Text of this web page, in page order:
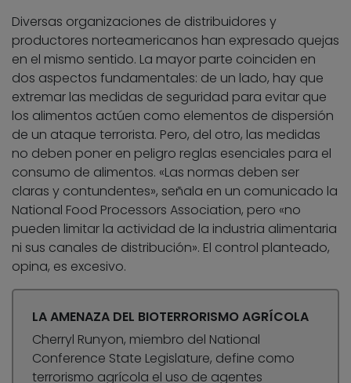
Diversas organizaciones de distribuidores y
productores norteamericanos han expresado quejas
en el mismo sentido. La mayor parte coinciden en
dos aspectos fundamentales: de un lado, hay que
extremar las medidas de seguridad para evitar que
los alimentos actúen como elementos de dispersión
de un ataque terrorista. Pero, del otro, las medidas
no deben poner en peligro reglas esenciales para el
consumo de alimentos. «Las normas deben ser
claras y contundentes», señala en un comunicado la
National Food Processors Association, pero «no
pueden limitar la actividad de la industria alimentaria
ni sus canales de distribución». El control planteado,
opina, es excesivo.
LA AMENAZA DEL BIOTERRORISMO AGRÍCOLA
Cherryl Runyon, miembro del National
Conference State Legislature, define como
terrorismo agrícola el uso de agentes